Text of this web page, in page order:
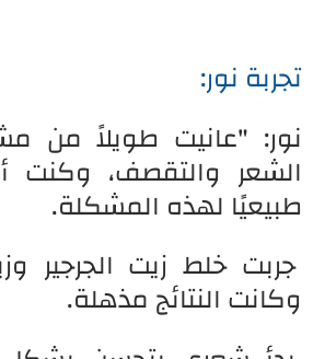
تجربة نور:
نور: "عانيت طويلاً من
الشعر والتقصف، وكنت
طبيعيًا لهذه المشكلة.
جربت خلط زيت الجرجير
وكانت النتائج مذهلة.